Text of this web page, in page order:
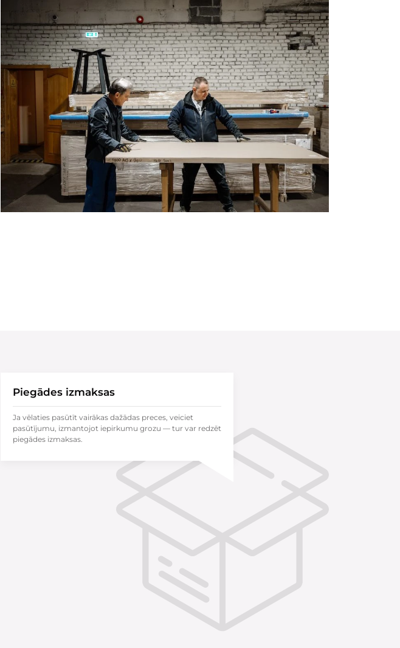
Piegādes izmaksas
Ja vēlaties pasūtīt vairākas dažādas preces, veiciet
pasūtījumu, izmantojot iepirkumu grozu — tur var redzēt
piegādes izmaksas.